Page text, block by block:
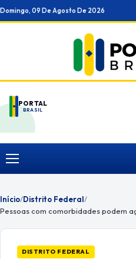
Ir
para
Domingo, 09 De Agosto De 2026
PORTAL
BRASIL
Menu
Início/Distrito Federal/
DISTRITO FEDERAL